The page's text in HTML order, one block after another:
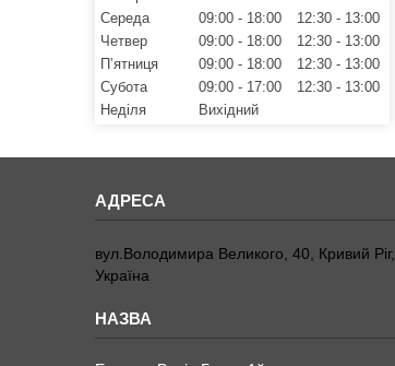
Середа
09:00 18:00 12:30
13:00
Четвер
09:00 18:00 12:30
13:00
Пʼятниця
09:00 18:00 12:30
13:00
Субота
09:00 17:00 12:30
13:00
Неділя
Вихідний
вул.Володимира Великого, 40, Кривий Ріг,
Україна